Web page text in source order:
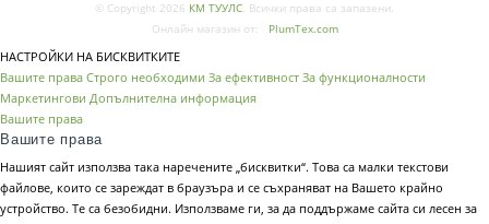
© Copyright 2026 КМ ТУУЛС. Всички права са запазени.
Онлайн магазин от:
PlumTex.com
НАСТРОЙКИ НА БИСКВИТКИТЕ
Вашите права Строго необходими За ефективност За функционалности
Маркетингови Допълнителна информация
Вашите права
Вашите права
Нашият сайт използва така наречените „бисквитки“. Това са малки текстови
файлове, които се зареждат в браузъра и се съхраняват на Вашето крайно
устройство. Те са безобидни. Използваме ги, за да поддържаме сайта си лесен за